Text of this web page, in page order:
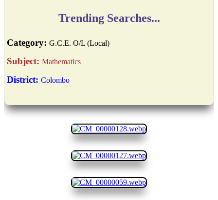
Trending Searches...
Category: G.C.E. O/L (Local)
Subject: Mathematics
District: Colombo